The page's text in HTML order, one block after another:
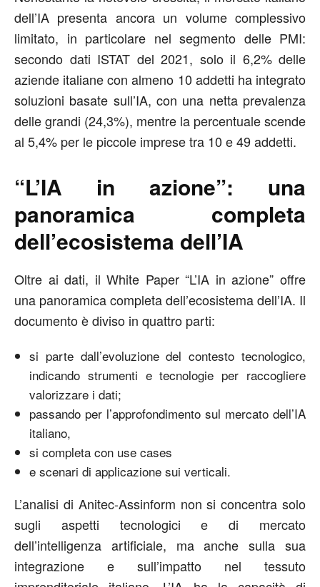
dell’IA presenta ancora un volume complessivo
limitato, in particolare nel segmento delle PMI:
secondo dati ISTAT del 2021, solo il 6,2% delle
aziende italiane con almeno 10 addetti ha integrato
soluzioni basate sull’IA, con una netta prevalenza
delle grandi (24,3%), mentre la percentuale scende
al 5,4% per le piccole imprese tra 10 e 49 addetti.
“L’IA in azione”: una
panoramica completa
dell’ecosistema dell’IA
Oltre ai dati, il White Paper “L’IA in azione” offre
una panoramica completa dell’ecosistema dell’IA. Il
documento è diviso in quattro parti:
si parte dall’evoluzione del contesto tecnologico,
indicando strumenti e tecnologie per raccogliere
valorizzare i dati;
passando per l’approfondimento sul mercato dell’IA
italiano,
si completa con use cases
e scenari di applicazione sui verticali.
L’analisi di Anitec-Assinform non si concentra solo
sugli aspetti tecnologici e di mercato
dell’intelligenza artificiale, ma anche sulla sua
integrazione e sull’impatto nel tessuto